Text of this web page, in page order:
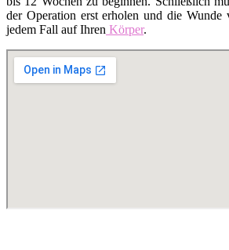
der Operation erst erholen und die Wunde
jedem Fall auf Ihren Körper.